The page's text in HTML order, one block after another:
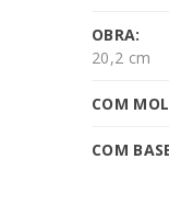
OBRA:
20,2 cm
COM
COM